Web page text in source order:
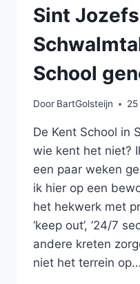
Sint
School
Door BartGolsteijn
De Kent School in
wie kent het niet?
een paar weken
ik hier op een
het hekwerk met
‘keep out’, ’24/7
andere kreten
niet het terrein op…